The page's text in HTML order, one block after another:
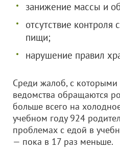
занижение массы и
отсутствие контроля
пищи;
нарушение правил
Среди жалоб, с
ведомства обращаются
больше всего на
учебном году 924
проблемах с едой в
— пока в 17 раз